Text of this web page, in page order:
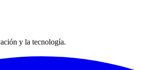
y la tecnología.